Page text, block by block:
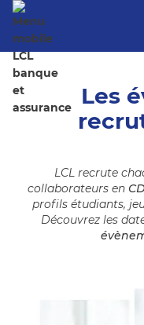
Les
LCL recrute
collaborateurs en
profils étudiants,